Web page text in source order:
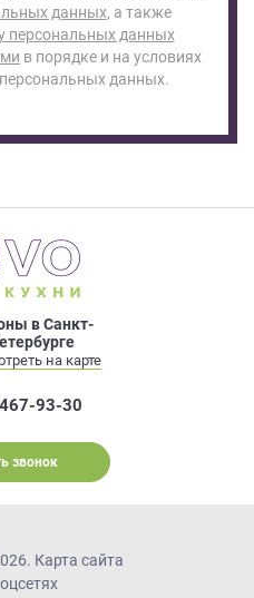
данных, а также
персональных данных
в порядке и на условиях
данных.
в Санкт-
на карте
93-30
звонок
Карта сайта